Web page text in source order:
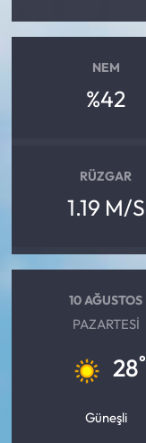
NEM
%42
RÜZGAR
1.19 M/S
10 AĞUSTOS
PAZARTESI
28°
Güneşli